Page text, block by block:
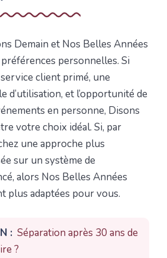
Demain et Nos Belles Années
personnelles. Si
client primé, une
d’utilisation, et l’opportunité de
en personne, Disons
votre choix idéal. Si, par
une approche plus
sur un système de
alors Nos Belles Années
plus adaptées pour vous.
: Séparation après 30 ans de
?